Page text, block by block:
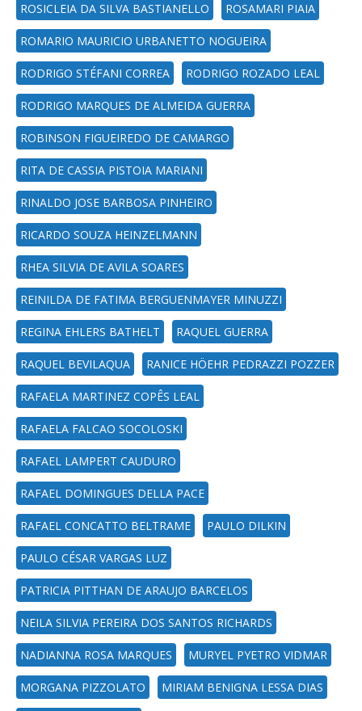
ROSICLEIA DA SILVA BASTIANELLO ROSAMARI PIAIA
ROMARIO MAURICIO URBANETTO NOGUEIRA
RODRIGO STÉFANI CORREA RODRIGO ROZADO LEAL
RODRIGO MARQUES DE ALMEIDA GUERRA
ROBINSON FIGUEIREDO DE CAMARGO
RITA DE CASSIA PISTOIA MARIANI
RINALDO JOSE BARBOSA PINHEIRO
RICARDO SOUZA HEINZELMANN
RHEA SILVIA DE AVILA SOARES
REINILDA DE FATIMA BERGUENMAYER MINUZZI
REGINA EHLERS BATHELT RAQUEL GUERRA
RAQUEL BEVILAQUA RANICE HÖEHR PEDRAZZI POZZER
RAFAELA MARTINEZ COPÊS LEAL
RAFAELA FALCAO SOCOLOSKI
RAFAEL LAMPERT CAUDURO
RAFAEL DOMINGUES DELLA PACE
RAFAEL CONCATTO BELTRAME PAULO DILKIN
PAULO CÉSAR VARGAS LUZ
PATRICIA PITTHAN DE ARAUJO BARCELOS
NEILA SILVIA PEREIRA DOS SANTOS RICHARDS
NADIANNA ROSA MARQUES MURYEL PYETRO VIDMAR
MORGANA PIZZOLATO MIRIAM BENIGNA LESSA DIAS